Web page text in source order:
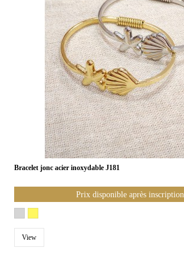
Bracelet jonc acier inoxydable J181
Prix disponible après inscription
View